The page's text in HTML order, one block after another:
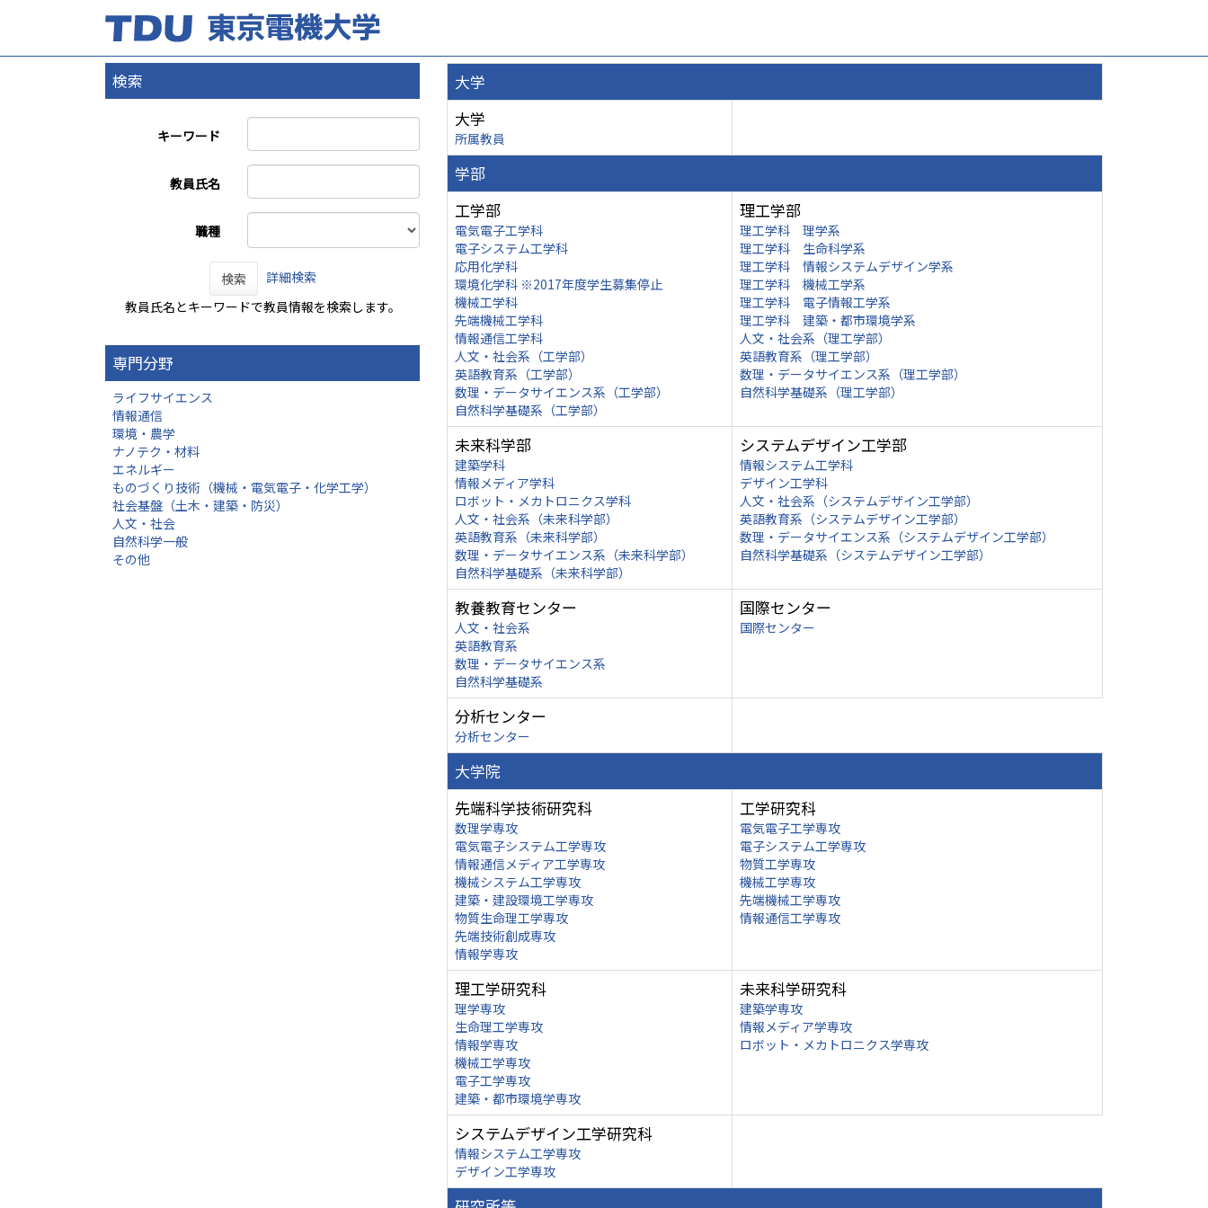
検索
キーワード
教員氏名
職種
検索
詳細検索
教員氏名とキーワードで教員情報を検索します。
専門分野
ライフサイエンス
情報通信
環境・農学
ナノテク・材料
エネルギー
ものづくり技術（機械・電気電子・化学工学）
社会基盤（土木・建築・防災）
人文・社会
自然科学一般
その他
大学
大学
所属教員
学部
工学部
電気電子工学科
電子システム工学科
応用化学科
環境化学科 ※2017年度学生募集停止
機械工学科
先端機械工学科
情報通信工学科
人文・社会系（工学部）
英語教育系（工学部）
数理・データサイエンス系（工学部）
自然科学基礎系（工学部）
理工学部
理工学科 理学系
理工学科 生命科学系
理工学科 情報システムデザイン学系
理工学科 機械工学系
理工学科 電子情報工学系
理工学科 建築・都市環境学系
人文・社会系（理工学部）
英語教育系（理工学部）
数理・データサイエンス系（理工学部）
自然科学基礎系（理工学部）
未来科学部
建築学科
情報メディア学科
ロボット・メカトロニクス学科
人文・社会系（未来科学部）
英語教育系（未来科学部）
数理・データサイエンス系（未来科学部）
自然科学基礎系（未来科学部）
システムデザイン工学部
情報システム工学科
デザイン工学科
人文・社会系（システムデザイン工学部）
英語教育系（システムデザイン工学部）
数理・データサイエンス系（システムデザイン工学部）
自然科学基礎系（システムデザイン工学部）
教養教育センター
人文・社会系
英語教育系
数理・データサイエンス系
自然科学基礎系
国際センター
国際センター
分析センター
分析センター
大学院
先端科学技術研究科
数理学専攻
電気電子システム工学専攻
情報通信メディア工学専攻
機械システム工学専攻
建築・建設環境工学専攻
物質生命理工学専攻
先端技術創成専攻
情報学専攻
工学研究科
電気電子工学専攻
電子システム工学専攻
物質工学専攻
機械工学専攻
先端機械工学専攻
情報通信工学専攻
理工学研究科
理学専攻
生命理工学専攻
情報学専攻
機械工学専攻
電子工学専攻
建築・都市環境学専攻
未来科学研究科
建築学専攻
情報メディア学専攻
ロボット・メカトロニクス学専攻
システムデザイン工学研究科
情報システム工学専攻
デザイン工学専攻